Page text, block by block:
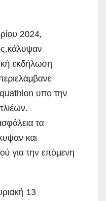
2024,
εκδήλωση
υπο την
τα
και
για την επόμενη
13